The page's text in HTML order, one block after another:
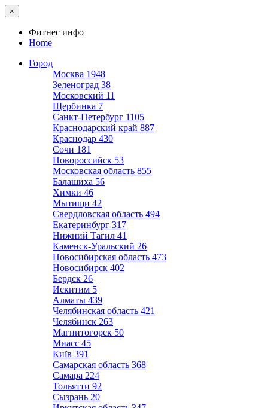
×
Фитнес инфо
Home
Город
Москва 1948
Зеленоград 38
Московский 11
Щербинка 7
Санкт-Петербург 1105
Краснодарский край 887
Краснодар 430
Сочи 181
Новороссийск 53
Московская область 855
Балашиха 56
Химки 46
Мытищи 42
Свердловская область 494
Екатеринбург 317
Нижний Тагил 41
Каменск-Уральский 26
Новосибирская область 473
Новосибирск 402
Бердск 26
Искитим 5
Алматы 439
Челябинская область 421
Челябинск 263
Магнитогорск 50
Миасс 45
Київ 391
Самарская область 368
Самара 224
Тольятти 92
Сызрань 20